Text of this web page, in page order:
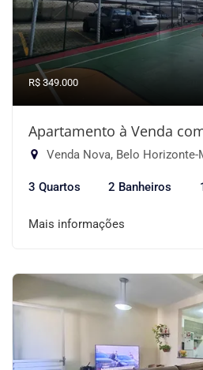
R$ 349.000
Apartamento à Venda
Venda Nova, Belo Horizonte-
3 Quartos 2 Banheiros
Mais informações